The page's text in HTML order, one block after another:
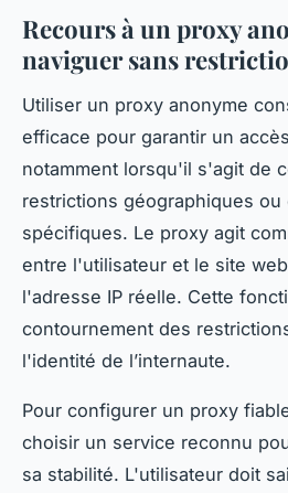
Recours à un proxy
naviguer sans
Utiliser un proxy anonyme
efficace pour garantir un
notamment lorsqu'il s'agit de
restrictions géographiques ou
spécifiques. Le proxy agit
entre l'utilisateur et le site
l'adresse IP réelle. Cette
contournement des
l'identité de l’internaute.
Pour configurer un proxy
choisir un service reconnu
sa stabilité. L'utilisateur doit